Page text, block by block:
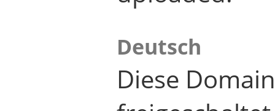
Deutsch
Diese